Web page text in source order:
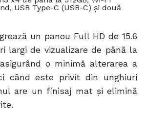
USB Type-C (USB-C) și două
un panou Full HD de 15.6
largi de vizualizare de până la
o minimă alterarea a
când este privit din unghiuri
are un finisaj mat și elimină